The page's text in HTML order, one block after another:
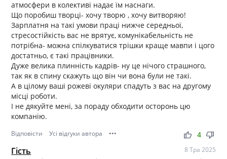
атмосфери в колективі надає їм наснаги.
Що поробиш творці- хочу творю , хочу витворяю!
Зарплатня на такі умови праці нижче середньої,
стресостійкість вас не врятує, комунікабельність не
потрібна- можна спілкуватися трішки краще мавпи і цого
достатньо, є такі працівники.
Дуже велика плинність кадрів- ну це нічого страшного,
так як в спину скажуть що він чи вона були не такі.
А в цілому ваші рожеві окуляри спадуть з вас на другому
місці роботи.
І не дякуйте мені, за пораду обходити осторонь цю
компанію.
Відповісти Усі відгуки автора ••• thumb_up thumb_down
4
Гість 8 Тра 2025